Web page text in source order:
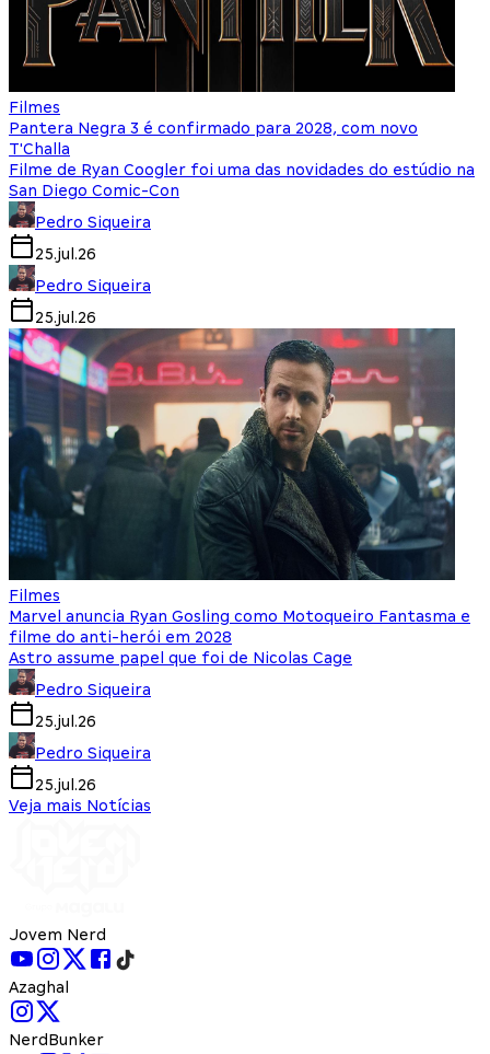
Filmes
Pantera Negra 3 é confirmado para 2028, com novo
T'Challa
Filme de Ryan Coogler foi uma das novidades do estúdio na
San Diego Comic-Con
Pedro Siqueira
25.jul.26
Pedro Siqueira
25.jul.26
Filmes
Marvel anuncia Ryan Gosling como Motoqueiro Fantasma e
filme do anti-herói em 2028
Astro assume papel que foi de Nicolas Cage
Pedro Siqueira
25.jul.26
Pedro Siqueira
25.jul.26
Veja mais Notícias
Jovem Nerd
Azaghal
NerdBunker